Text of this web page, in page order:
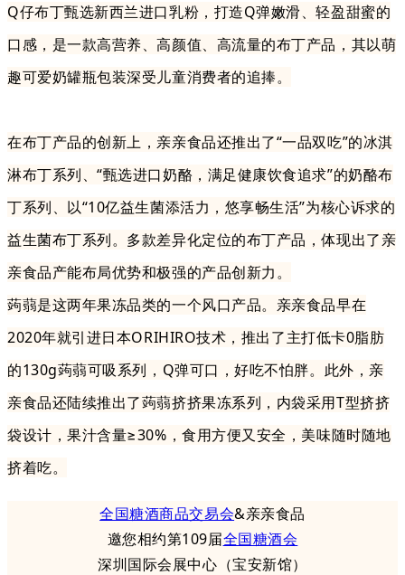
Q仔布丁甄选新西兰进口乳粉，打造Q弹嫩滑、轻盈甜蜜的
口感，是一款高营养、高颜值、高流量的布丁产品，其以萌
趣可爱奶罐瓶包装深受儿童消费者的追捧。
在布丁产品的创新上，亲亲食品还推出了“一品双吃”的冰淇
淋布丁系列、“甄选进口奶酪，满足健康饮食追求”的奶酪布
丁系列、以“10亿益生菌添活力，悠享畅生活”为核心诉求的
益生菌布丁系列。多款差异化定位的布丁产品，体现出了亲
亲食品产能布局优势和极强的产品创新力。
蒟蒻是这两年果冻品类的一个风口产品。亲亲食品早在
2020年就引进日本ORIHIRO技术，推出了主打低卡0脂肪
的130g蒟蒻可吸系列，Q弹可口，好吃不怕胖。此外，亲
亲食品还陆续推出了蒟蒻挤挤果冻系列，内袋采用T型挤挤
袋设计，果汁含量≥30%，食用方便又安全，美味随时随地
挤着吃。
全国糖酒商品交易会&亲亲食品
邀您相约第109届全国糖酒会
深圳国际会展中心（宝安新馆）